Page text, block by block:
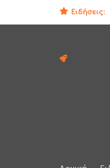
Ειδήσεις: